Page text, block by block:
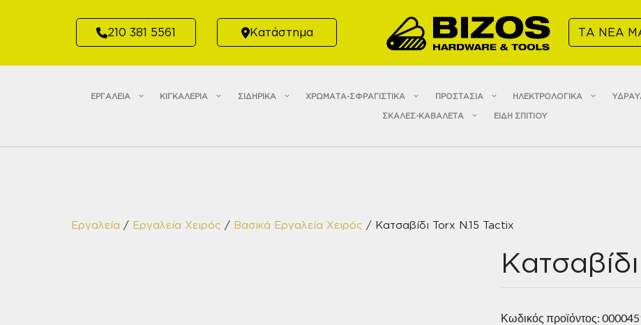
περιεχόμενο
210 381 5561 Κατάστημα ΤΑ ΝΕΑ
ΕΡΓΑΛΕΙΑ ΚΙΓΚΑΛΕΡΙΑ ΣΙΔΗΡΙΚΑ ΧΡΩΜΑΤΑ-ΣΦΡΑΓΙΣΤΙΚΑ ΠΡΟΣΤΑΣΙΑ ΗΛΕΚΤΡΟΛΟΓΙΚΑ
ΣΚΑΛΕΣ-ΚΑΒΑΛΕΤΑ ΕΙΔΗ ΣΠΙΤΙΟΥ
Εργαλεία / Εργαλεία Χειρός / Βασικά Εργαλεία Χειρός / Κατσαβίδι Torx N.15 Tactix
Κωδικός προϊόντος: